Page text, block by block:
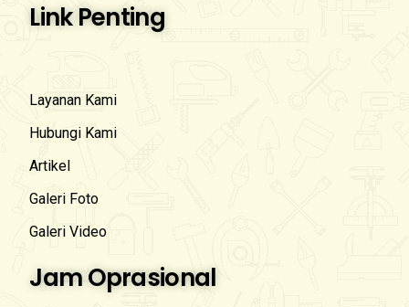
Link Penting
Layanan Kami
Hubungi Kami
Artikel
Galeri Foto
Galeri Video
Jam Oprasional